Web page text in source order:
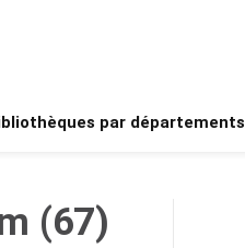
par départements
(67)